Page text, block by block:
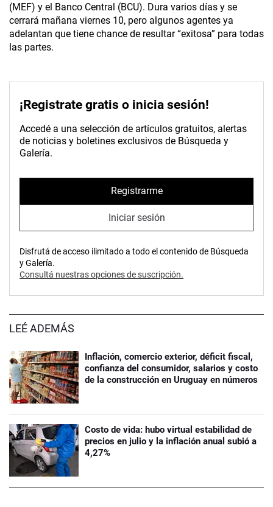
(MEF) y el Banco Central (BCU). Dura varios días y se
cerrará mañana viernes 10, pero algunos agentes ya
adelantan que tiene chance de resultar “exitosa” para todas
las partes.
¡Registrate gratis o inicia sesión!
Accedé a una selección de artículos gratuitos, alertas
de noticias y boletines exclusivos de Búsqueda y
Galería.
Registrarme
Iniciar sesión
Disfrutá de acceso ilimitado a todo el contenido de Búsqueda
y Galería.
Consultá nuestras opciones de suscripción.
LEÉ ADEMÁS
Inflación, comercio exterior, déficit fiscal,
confianza del consumidor, salarios y costo
de la construcción en Uruguay en números
Costo de vida: hubo virtual estabilidad de
precios en julio y la inflación anual subió a
4,27%